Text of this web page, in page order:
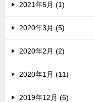
2021年5月 (1)
2020年3月 (5)
2020年2月 (2)
2020年1月 (11)
2019年12月 (6)